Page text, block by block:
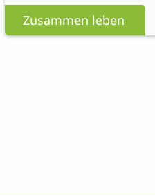
Zusammen leben
beendet